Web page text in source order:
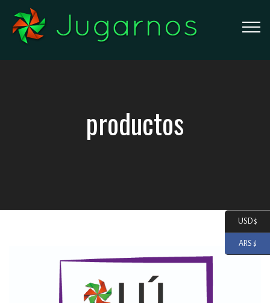
productos
USD $
ARS $